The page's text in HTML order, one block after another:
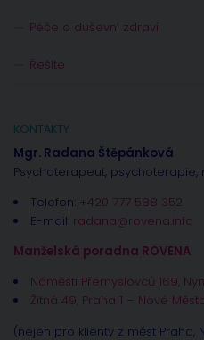
Péče o duševní zdraví
Řešíte
KONTAKTY
Mgr. Radana Štěpánková
Psychoterapeut,
Telefon: +420 777 588 352
E-mail: radana@rovena.info
Manželská poradna ROVENA
Náměstí Přemyslovců 169,
Žitná 49, Praha 1 – Nové
(nejen pro klienty z měst Praha,